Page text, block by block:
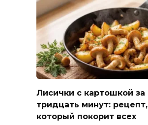
Лисички с картошкой за
тридцать минут: рецепт,
который покорит всех